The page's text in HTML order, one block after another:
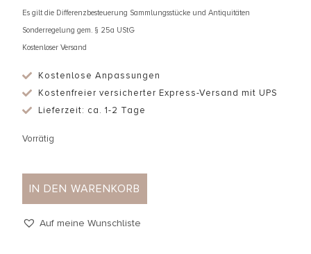
Es gilt die Differenzbesteuerung Sammlungsstücke und Antiquitäten
Sonderregelung gem. § 25a UStG
Kostenloser Versand
Kostenlose Anpassungen
Kostenfreier versicherter Express-Versand mit UPS
Lieferzeit: ca. 1-2 Tage
Vorrätig
IN DEN WARENKORB
Auf meine Wunschliste